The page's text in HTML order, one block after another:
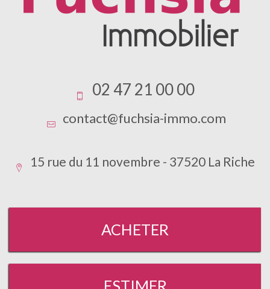
02 47 21 00 00
contact@fuchsia-immo.com
15 rue du 11 novembre - 37520 La Riche
ACHETER